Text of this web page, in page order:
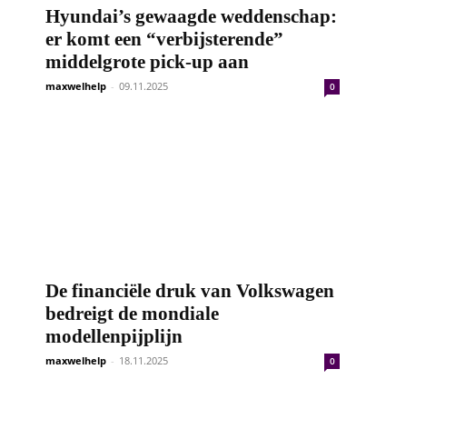
Hyundai’s gewaagde weddenschap:
er komt een “verbijsterende”
middelgrote pick-up aan
maxwelhelp - 09.11.2025 0
De financiële druk van Volkswagen
bedreigt de mondiale
modellenpijplijn
maxwelhelp - 18.11.2025 0